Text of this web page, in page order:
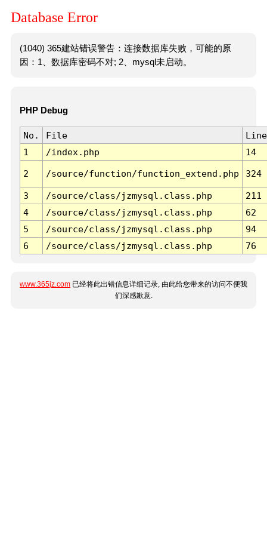
Database Error
(1040) 365建站错误警告：连接数据库失败，可能的原
因：1、数据库密码不对; 2、mysql未启动。
PHP Debug
No. File
Line
1
/index.php 14
2 /source/function/function_extend.php 324
3 /source/class/jzmysql.class.php
211
4
/source/class/jzmysql.class.php
62
5
/source/class/jzmysql.class.php
94
6
/source/class/jzmysql.class.php 76
www.365jz.com 已经将此出错信息详细记录, 由此给您带来的访问不便我
们深感歉意.